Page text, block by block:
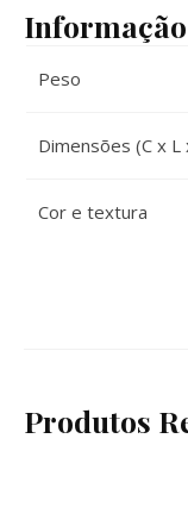
Peso
Dimensões (C x L
Cor e textura
Produtos